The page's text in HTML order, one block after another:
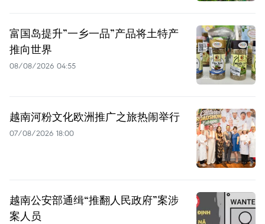
富国岛提升”一乡一品”产品将土特产
推向世界
08/08/2026 04:55
越南河粉文化欧洲推广之旅热闹举行
07/08/2026 18:00
越南公安部通缉“推翻人民政府”案涉
案人员